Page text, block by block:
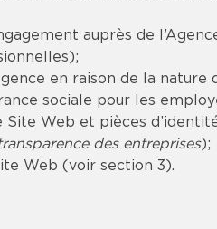
auprès de
en raison de la
sociale pour les
Web et pièces
des entreprises);
Web (voir section 3).